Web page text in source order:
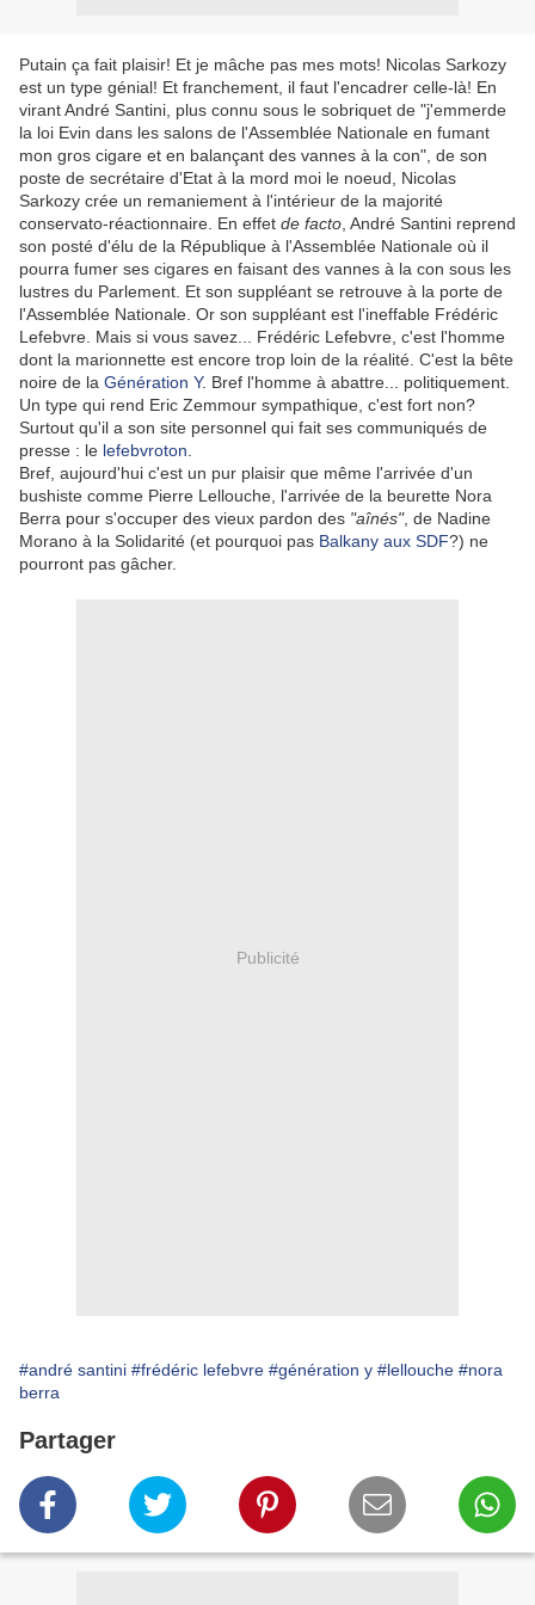
Putain ça fait plaisir! Et je mâche pas mes mots! Nicolas Sarkozy
est un type génial! Et franchement, il faut l'encadrer celle-là! En
virant André Santini, plus connu sous le sobriquet de "j'emmerde
la loi Evin dans les salons de l'Assemblée Nationale en fumant
mon gros cigare et en balançant des vannes à la con", de son
poste de secrétaire d'Etat à la mord moi le noeud, Nicolas
Sarkozy crée un remaniement à l'intérieur de la majorité
conservato-réactionnaire. En effet de facto , André Santini reprend
son posté d'élu de la République à l'Assemblée Nationale où il
pourra fumer ses cigares en faisant des vannes à la con sous les
lustres du Parlement. Et son suppléant se retrouve à la porte de
l'Assemblée Nationale. Or son suppléant est l'ineffable Frédéric
Lefebvre. Mais si vous savez... Frédéric Lefebvre, c'est l'homme
dont la marionnette est encore trop loin de la réalité. C'est la bête
noire de la Génération Y. Bref l'homme à abattre... politiquement.
Un type qui rend Eric Zemmour sympathique, c'est fort non?
Surtout qu'il a son site personnel qui fait ses communiqués de
presse : le lefebvroton
Bref, aujourd'hui c'est un pur plaisir que même l'arrivée d'un
bushiste comme Pierre Lellouche, l'arrivée de la beurette Nora
Berra pour s'occuper des vieux pardon des "aînés", de Nadine
Morano à la Solidarité (et pourquoi pas Balkany aux SDF?) ne
pourront pas gâcher.
Publicité
#andré santini #frédéric lefebvre #génération y #lellouche #nora
berra
Partager